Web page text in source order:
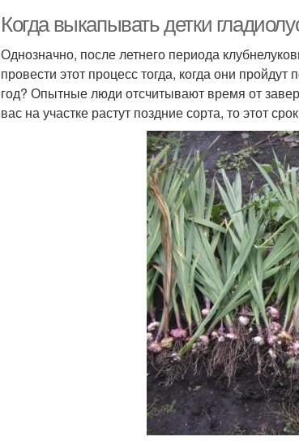
Когда выкапывать детки
Однозначно, после летнего периода
провести этот процесс тогда, когда они
год? Опытные люди отсчитывают время от
вас на участке растут поздние сорта, то этот